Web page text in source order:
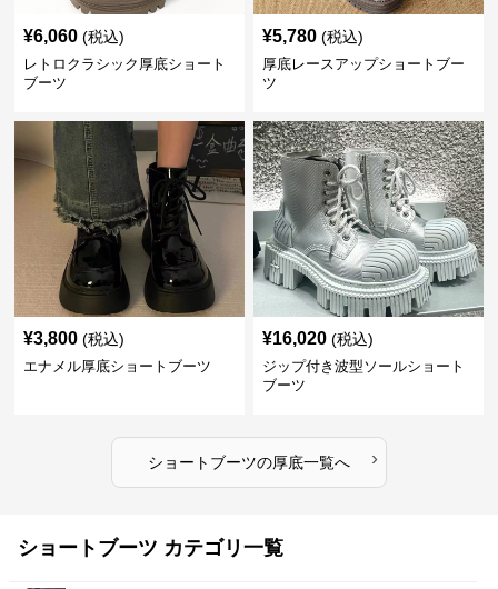
¥6,060 (税込)
レトロクラシック厚底ショート
ブーツ
¥5,780 (税込)
厚底レースアップショートブー
ツ
¥3,800 (税込)
エナメル厚底ショートブーツ
¥16,020 (税込)
ジップ付き波型ソールショート
ブーツ
ショートブーツの厚底一覧へ ›
ショートブーツ カテゴリ一覧